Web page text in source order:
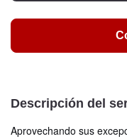
Descripción del
Aprovechando sus